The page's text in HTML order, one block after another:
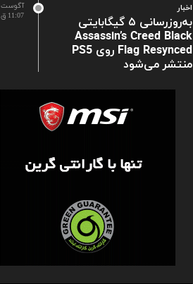
آگوست 4TH
11:07 ق.ظ
اخبار
به‌روزرسانی ۵ گیگابایتی
Assassin’s Creed Black
Flag Resynced روی PS5
منتشر می‌شود